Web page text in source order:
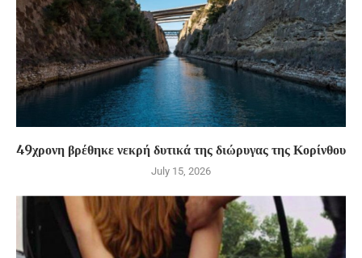
49χρονη βρέθηκε νεκρή δυτικά της διώρυγας της Κορίνθου
July 15, 2026